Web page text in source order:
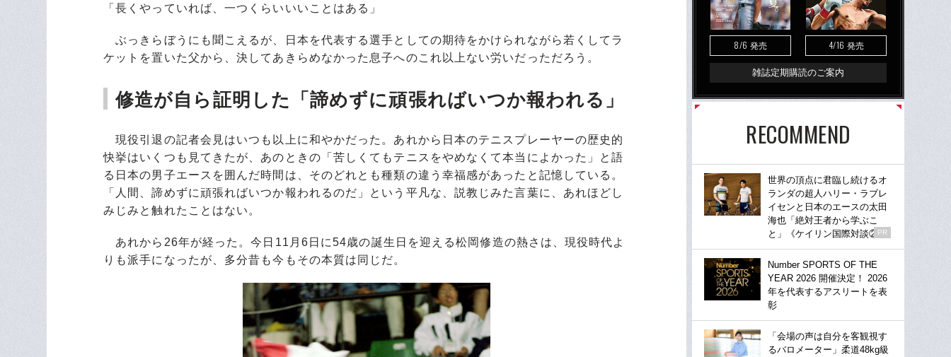
「長くやっていれば、一つくらいいいことはある」
ぶっきらぼうにも聞こえるが、日本を代表する選手としての期待をかけられながら若くしてラ
ケットを置いた父から、決してあきらめなかった息子へのこれ以上ない労いだっただろう。
修造が自ら証明した「諦めずに頑張ればいつか報われる」
現役引退の記者会見はいつも以上に和やかだった。あれから日本のテニスプレーヤーの歴史的
快挙はいくつも見てきたが、あのときの「苦しくてもテニスをやめなくて本当によかった」と語
る日本の男子エースを囲んだ時間は、そのどれとも種類の違う幸福感があったと記憶している。
「人間、諦めずに頑張ればいつか報われるのだ」という平凡な、説教じみた言葉に、あれほどし
みじみと触れたことはない。
あれから26年が経った。今日11月6日に54歳の誕生日を迎える松岡修造の熱さは、現役時代よ
りも派手になったが、多分昔も今もその本質は同じだ。
8/6 発売 4/16 発売
雑誌定期購読のご案内
RECOMMEND
世界の頂点に君臨し続けるオ
ランダの超人ハリー・ラブレ
イセンと日本のエースの太田
海也「絶対王者から学ぶこ
と」《ケイリン国際対談②》
PR
Number SPORTS OF THE
YEAR 2026 開催決定！ 2026
年を代表するアスリートを表
彰
「会場の声は自分を客観視す
るバロメーター」柔道48kg級